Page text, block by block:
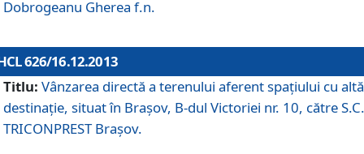
Dobrogeanu Gherea f.n.
626/16.12.2013
Titlu: Vânzarea directă a terenului aferent spaţiului cu altă
destinaţie, situat în Braşov, B-dul Victoriei nr. 10, către S.C.
TRICONPREST Braşov.